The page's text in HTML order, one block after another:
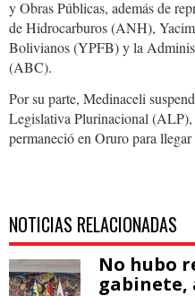
y Obras Públicas, además de
de Hidrocarburos (ANH),
Bolivianos (YPFB) y la
(ABC).
Por su parte, Medinaceli
Legislativa Plurinacional (ALP),
permaneció en Oruro para
NOTICIAS RELACIONADAS
No hubo
gabinete,